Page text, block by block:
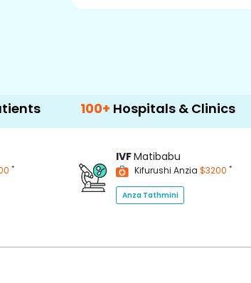
100+ Hospitals & Clinics 500+
*
IVFMatibabu
Kifurushi Anzia $3200 *
Anza Tathmini